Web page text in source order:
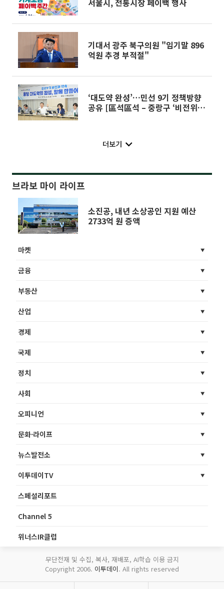
서울시, 전통시장 페이백 행사
기대서 광주 북구의원 "임기말 896
억원 추경 부적절"
‘대도약 완성’…민선 9기 정책방향
공유 [區석區석 – 중랑구 ‘비전위원
더보기
브라보 마이 라이프
소진공, 내년 소상공인 지원 예산
2733억 원 증액
마켓
금융
부동산
산업
경제
국제
정치
사회
오피니언
문화·라이프
뉴스발전소
이투데이TV
스페셜리포트
Channel 5
위너스IR클럽
무단전재 및 수집, 복사, 재배포, AI학습 이용 금지
Copyright 2006. 이투데이. All rights reserved